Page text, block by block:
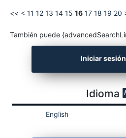
<< < 11 12 13 14 15 16 17 18 19 20
También puede
Iniciar sesión
Idioma
English